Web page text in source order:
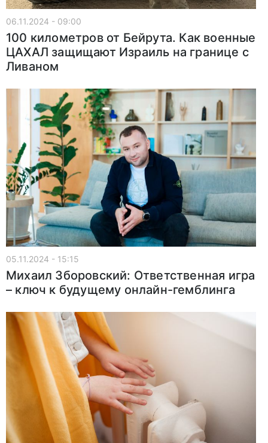
06.11.2024 - 09:00
100 километров от Бейрута. Как военные
ЦАХАЛ защищают Израиль на границе с
Ливаном
05.11.2024 - 15:15
Михаил Зборовский: Ответственная игра
– ключ к будущему онлайн-гемблинга